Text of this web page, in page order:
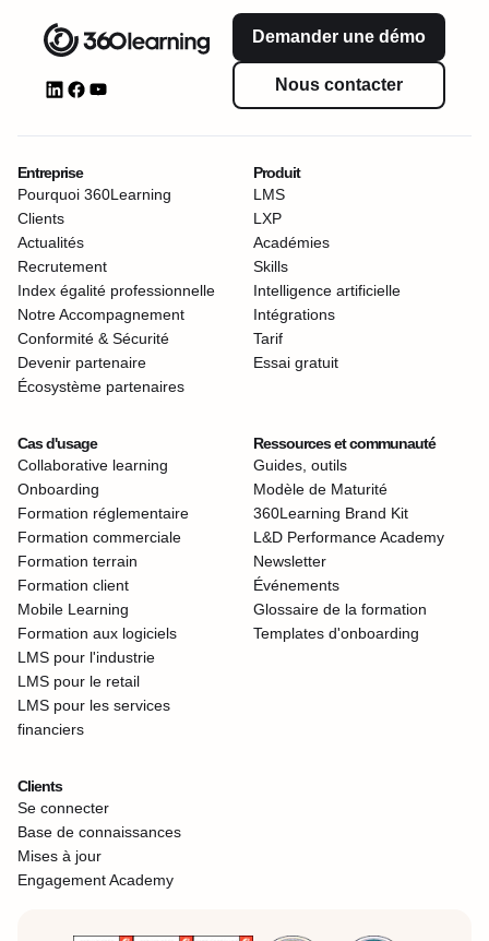
Demander une démo
Nous contacter
Entreprise
Pourquoi 360Learning
Clients
Actualités
Recrutement
Index égalité professionnelle
Notre Accompagnement
Conformité & Sécurité
Devenir partenaire
Écosystème partenaires
Produit
LMS
LXP
Académies
Skills
Intelligence artificielle
Intégrations
Tarif
Essai gratuit
Cas d'usage
Collaborative learning
Onboarding
Formation réglementaire
Formation commerciale
Formation terrain
Formation client
Mobile Learning
Formation aux logiciels
LMS pour l'industrie
LMS pour le retail
LMS pour les services
financiers
Ressources et communauté
Guides, outils
Modèle de Maturité
360Learning Brand Kit
L&D Performance Academy
Newsletter
Événements
Glossaire de la formation
Templates d'onboarding
Clients
Se connecter
Base de connaissances
Mises à jour
Engagement Academy